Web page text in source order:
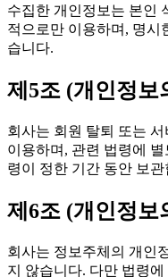
수집한 개인정보는 본인
적으로만 이용하며, 명시
습니다.
제5조 (개인정보
회사는 회원 탈퇴 또는
이용하며, 관련 법령에
령이 정한 기간 동안 보관
제6조 (개인정보
회사는 정보주체의 개인
지 않습니다. 다만 법령